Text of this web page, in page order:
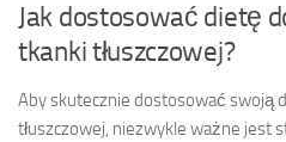
Jak dostosować dietę
tkanki tłuszczowej?
Aby skutecznie dostosować swoją
tłuszczowej, niezwykle ważne jest